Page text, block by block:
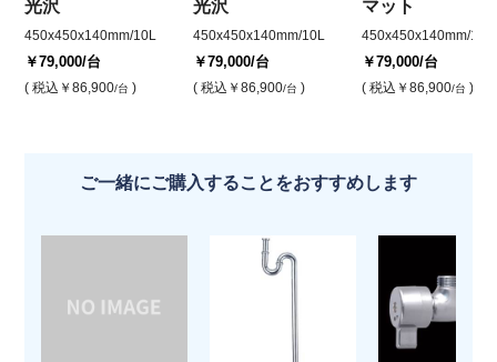
光沢
450x450x140mm/10L
￥79,000/台
( 税込 ￥86,900/台 )
光沢
450x450x140mm/10L
￥79,000/台
( 税込 ￥86,900/台 )
マット
450x450x140mm/10L
￥79,000/台
( 税込 ￥86,900/台 )
ご一緒にご購入することをおすすめします